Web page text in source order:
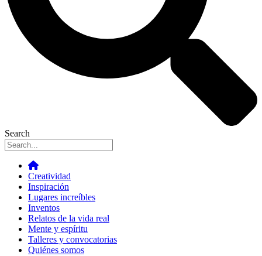
Search
Creatividad
Inspiración
Lugares increíbles
Inventos
Relatos de la vida real
Mente y espíritu
Talleres y convocatorias
Quiénes somos